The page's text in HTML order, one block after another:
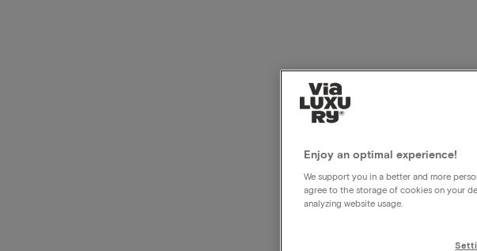
Enjoy an optimal experience!
We support you in a better and more
agree to the storage of cookies on your
analyzing website usage.